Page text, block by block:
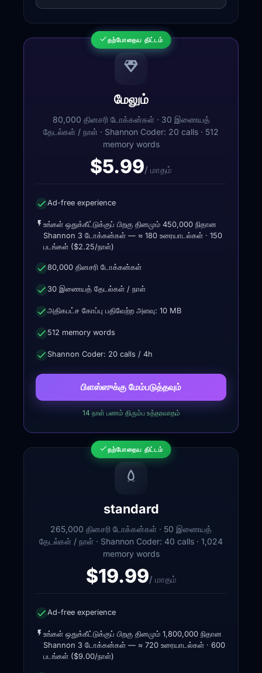
★மிகவும் பிரபலமானது
தற்போதைய திட்டம்
மேலும்
80,000 தினசரி டோக்கன்கள் · 30 இணையத்
தேடல்கள் / நாள் · Shannon Coder: 20 calls · 512
memory words
$5.99/ மாதம்
Ad-free experience
உங்கள் ஒதுக்கீட்டுக்குப் பிறகு தினமும் 450,000 நிதான
Shannon 3 டோக்கன்கள் — ≈ 180 உரையாடல்கள் · 150
படங்கள் ($2.25/நாள்)
80,000 தினசரி டோக்கன்கள்
30 இணையத் தேடல்கள் / நாள்
அதிகபட்ச கோப்பு பதிவேற்ற அளவு: 10 MB
512 memory words
Shannon Coder: 20 calls / 4h
பிளஸ்ஸுக்கு மேம்படுத்தவும்
14 நாள் பணம் திரும்ப உத்தரவாதம்
தற்போதைய திட்டம்
standard
265,000 தினசரி டோக்கன்கள் · 50 இணையத்
தேடல்கள் / நாள் · Shannon Coder: 40 calls · 1,024
memory words
$19.99/ மாதம்
Ad-free experience
உங்கள் ஒதுக்கீட்டுக்குப் பிறகு தினமும் 1,800,000 நிதான
Shannon 3 டோக்கன்கள் — ≈ 720 உரையாடல்கள் · 600
படங்கள் ($9.00/நாள்)